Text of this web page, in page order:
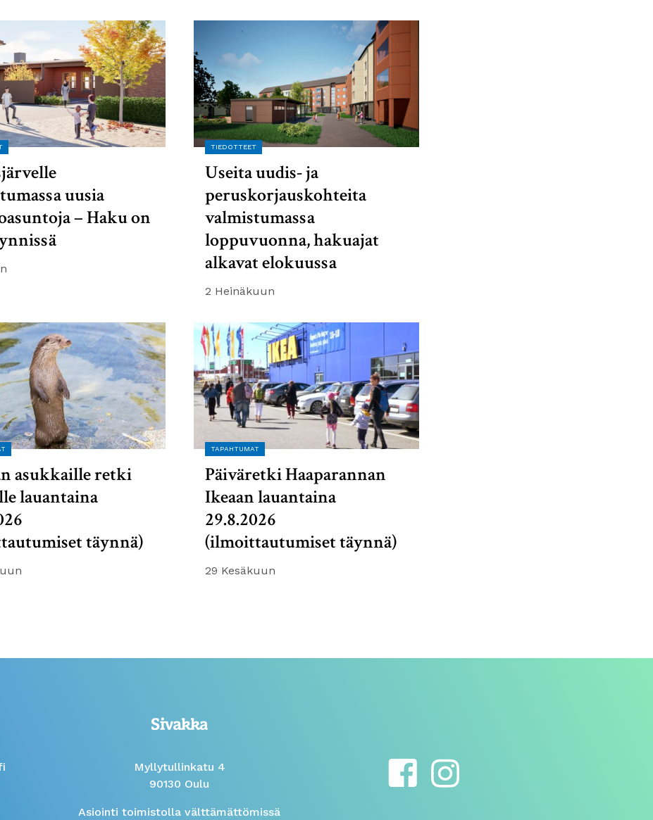
uusia
– Haku on
TIEDOTTEET
Useita uudis- ja
peruskorjauskohteita
valmistumassa
loppuvuonna, hakuajat
alkavat elokuussa
2 Heinäkuun
asukkaille retki
lauantaina
täynnä)
TAPAHTUMAT
Päiväretki Haaparannan
Ikeaan lauantaina
29.8.2026
(ilmoittautumiset täynnä)
29 Kesäkuun
Myllytullinkatu 4
90130 Oulu
Asiointi toimistolla välttämättömissä